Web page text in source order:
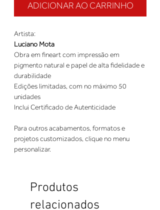
ADICIONAR AO CARRINHO
Artista:
Luciano Mota
Obra em fineart com impressão em
pigmento natural e papel de alta fidelidade e
durabilidade
Edições limitadas, com no máximo 50
unidades
Inclui Certificado de Autenticidade
Para outros acabamentos, formatos e
projetos customizados, clique no menu
personalizar.
Produtos
relacionados